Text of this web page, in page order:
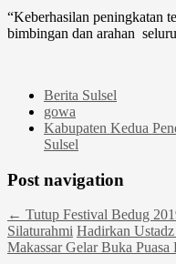
“Keberhasilan peningkatan
bimbingan dan arahan
Berita Sulsel
gowa
Kabupaten Kedua
Sulsel
Post navigation
← Tutup Festival Bedug
Silaturahmi Hadirkan
Makassar Gelar Buka Puasa